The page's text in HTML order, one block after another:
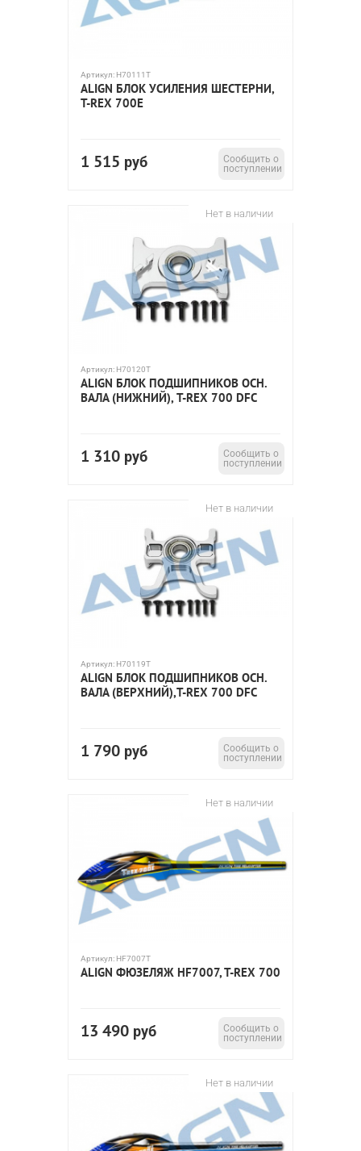
Артикул: H70111T
ALIGN БЛОК УСИЛЕНИЯ ШЕСТЕРНИ,
T-REX 700E
1 515 руб
Сообщить о
поступлении
Нет в наличии
Артикул: H70120T
ALIGN БЛОК ПОДШИПНИКОВ ОСН.
ВАЛА (НИЖНИЙ), T-REX 700 DFC
1 310 руб
Сообщить о
поступлении
Нет в наличии
Артикул: H70119T
ALIGN БЛОК ПОДШИПНИКОВ ОСН.
ВАЛА (ВЕРХНИЙ),T-REX 700 DFC
1 790 руб
Сообщить о
поступлении
Нет в наличии
Артикул: HF7007T
ALIGN ФЮЗЕЛЯЖ HF7007, T-REX 700
13 490 руб
Сообщить о
поступлении
Нет в наличии